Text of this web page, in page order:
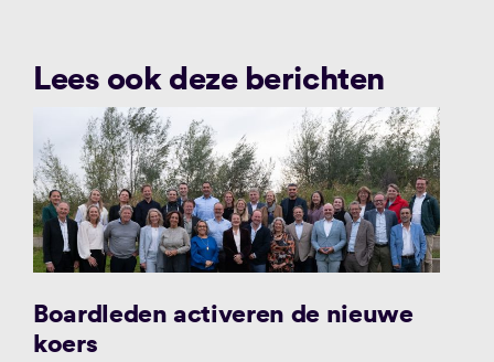
Lees ook deze berichten
Boardleden activeren de nieuwe
koers